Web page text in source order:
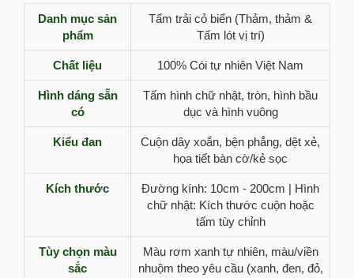
Danh mục sản
phẩm
Tấm trải cỏ biển (Thảm, thảm &
Tấm lót vị trí)
Chất liệu 100% Cói tự nhiên Việt Nam
Hình dáng sẵn
có
Tấm hình chữ nhật, tròn, hình bầu
dục và hình vuông
Kiểu đan
Cuộn dây xoắn, bện phẳng, dệt xẻ,
họa tiết bàn cờ/kẻ sọc
Kích thước
Đường kính: 10cm - 200cm | Hình
chữ nhật: Kích thước cuộn hoặc
tấm tùy chỉnh
Tùy chọn màu
sắc
Màu rơm xanh tự nhiên, màu/viền
nhuộm theo yêu cầu (xanh, đen, đỏ,